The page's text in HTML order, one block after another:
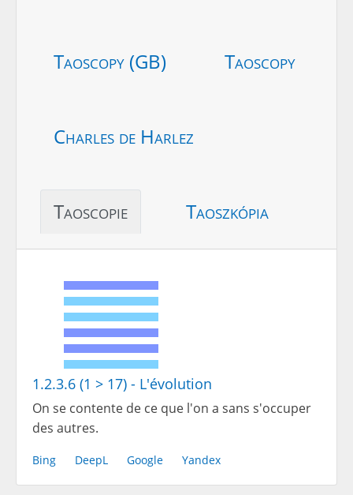
Taoscopy (GB) Taoscopy
Charles de Harlez
Taoscopie Taoszkópia
1.2.3.6 (1 > 17) - L'évolution
On se contente de ce que l'on a sans s'occuper
des autres.
Bing DeepL Google Yandex